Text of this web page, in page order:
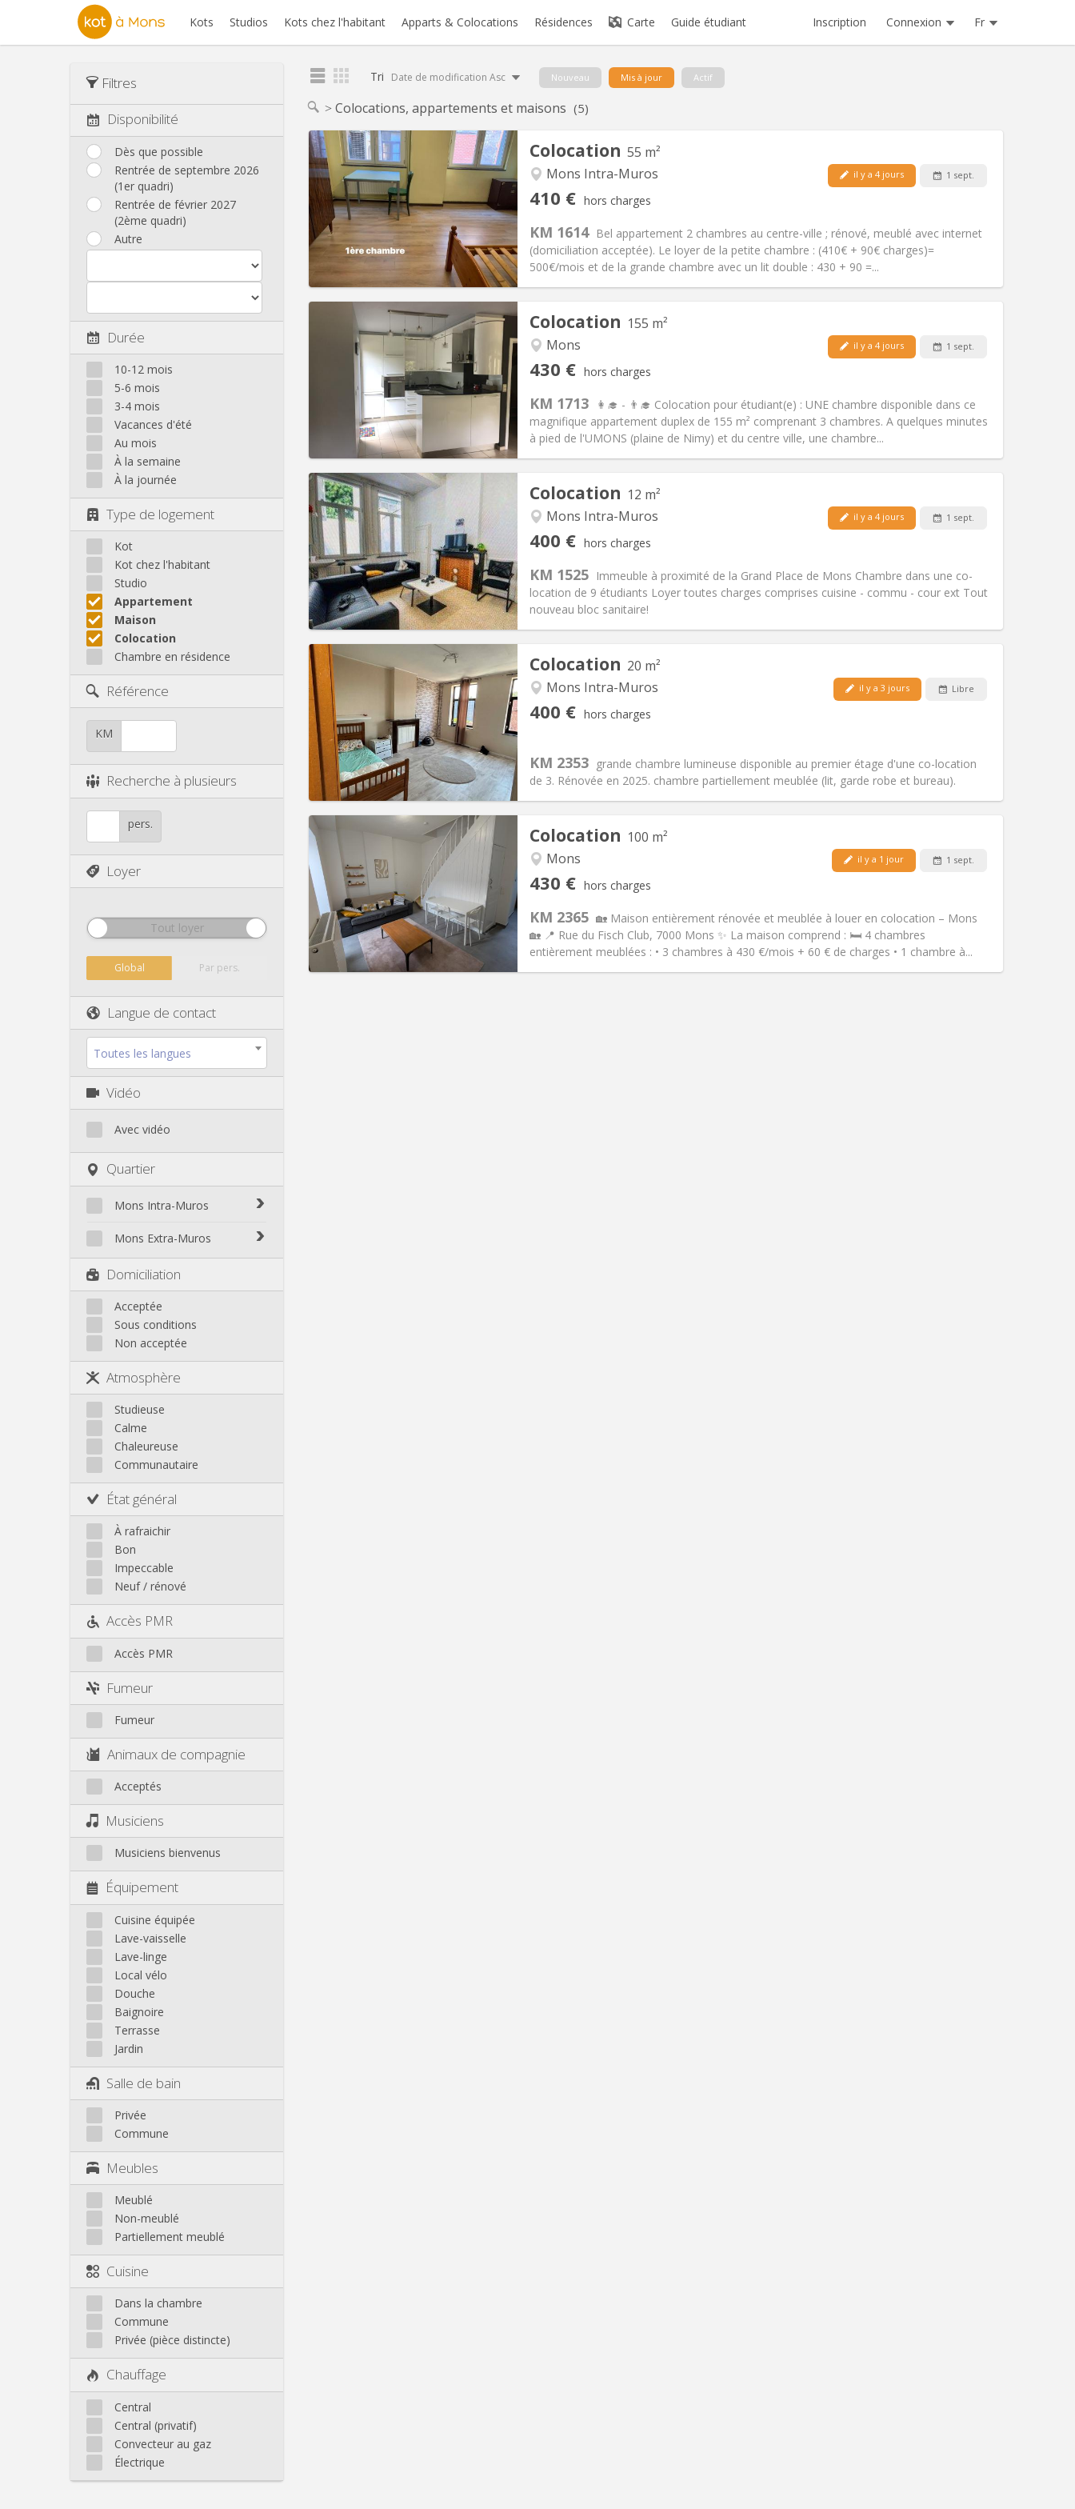
Kots Studios Kots chez l'habitant Apparts & Colocations Résidences Carte Guide étudiant Inscription Connexion Fr
Filtres
Disponibilité
Dès que possible
Rentrée de septembre 2026
(1er quadri)
Rentrée de février 2027
(2ème quadri)
Autre
Durée
10-12 mois
5-6 mois
3-4 mois
Vacances d'été
Au mois
À la semaine
À la journée
Type de logement
Kot
Kot chez l'habitant
Studio
Appartement
Maison
Colocation
Chambre en résidence
Référence
KM
Recherche à plusieurs
pers.
Loyer
Tout loyer
Global Par pers.
Langue de contact
Toutes les langues
Vidéo
Avec vidéo
Quartier
Mons Intra-Muros
Mons Intra-Muros
Mons Extra-Muros
Domiciliation
Acceptée
Sous conditions
Non acceptée
Atmosphère
Studieuse
Calme
Chaleureuse
Communautaire
État général
À rafraichir
Bon
Impeccable
Neuf / rénové
Accès PMR
Accès PMR
Fumeur
Fumeur
Animaux de compagnie
Acceptés
Musiciens
Musiciens bienvenus
Équipement
Cuisine équipée
Lave-vaisselle
Lave-linge
Local vélo
Douche
Baignoire
Terrasse
Jardin
Salle de bain
Privée
Commune
Meubles
Meublé
Non-meublé
Partiellement meublé
Cuisine
Dans la chambre
Commune
Privée (pièce distincte)
Chauffage
Central
Central (privatif)
Convecteur au gaz
Électrique
Tri Date de modification Asc Nouveau Mis à jour Actif
Colocations, appartements et maisons (5)
Colocation 55 m²
Mons Intra-Muros
410 € hors charges
il y a 4 jours 1 sept.
KM 1614 Bel appartement 2 chambres au centre-ville ; rénové, meublé avec internet
(domiciliation acceptée). Le loyer de la petite chambre : (410€ + 90€ charges)=
500€/mois et de la grande chambre avec un lit double : 430 + 90 =...
Infos Pratiques
Loyer: 410 €
Charges:90 €
Durée:12 mois, 5-6 mois
Domiciliation:Acceptée
Aménagement
Salle de bain: Privée
Superficie:55 m2
Autre
Atmosphère:Calme, studieuse
Animaux de compagnie:Non
Colocation 155 m²
Mons
430 € hors charges
il y a 4 jours 1 sept.
KM 1713
👩‍🎓 - 👨‍🎓 Colocation pour étudiant(e) : UNE chambre disponible dans ce
magnifique appartement duplex de 155 m² comprenant 3 chambres. A quelques minutes
à pied de l'UMONS (plaine de Nimy) et du centre ville, une chambre...
Infos Pratiques
Charges:110 €
12 mois
Domiciliation:Non
Aménagement
Salle de bain:Commune
Superficie:155 m2
Autre
Atmosphère:Studieuse, chaleureuse
Animaux de compagnie:Non
Colocation 12 m²
Mons Intra-Muros
400 € hors charges
il y a 4 jours 1 sept.
KM 1525 Immeuble à proximité de la Grand Place de Mons Chambre dans une co-
location de 9 étudiants Loyer toutes charges comprises cuisine - commu - cour ext Tout
nouveau bloc sanitaire!
Infos Pratiques
Loyer:400 €
Charges:50 €
Durée: 11 mois
Domiciliation: Non
Aménagement
Salle de bain:Commune
Superficie:12 m2
Atmosphère:Communautaire
Animaux de compagnie:Non
Colocation 20 m²
Mons Intra-Muros
400 € hors charges
il y a 3 jours Libre
KM 2353 grande chambre lumineuse disponible au premier étage d'une co-location
de 3. Rénovée en 2025. chambre partiellement meublée (lit, garde robe et bureau).
Infos Pratiques
Loyer:400 €
Charges:50 €
Durée:12 mois
Domiciliation: Non
Aménagement
Superficie:20 m2
Autre
Non-fumeur
Animaux de compagnie:Non
Colocation 100 m²
Mons
430 € hors charges
il y a 1 jour 1 sept.
KM 2365 🏡 Maison entièrement rénovée et meublée à louer en colocation – Mons
🏡 📍 Rue du Fisch Club, 7000 Mons ✨ La maison comprend : 🛏️ 4 chambres
entièrement meublées : • 3 chambres à 430 €/mois + 60 € de charges • 1 chambre à...
Infos Pratiques
Loyer:430 €
Charges:60 €
Durée:12 mois
Domiciliation: Non
Aménagement
Salle de bain:Commune
Superficie:100 m2
Autre
Atmosphère:Studieuse,
Non
Non-fumeur